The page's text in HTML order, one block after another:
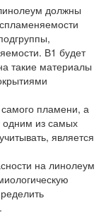
должны
В1 будет
такие материалы
пламени, а
одним из самых
является
на линолеум